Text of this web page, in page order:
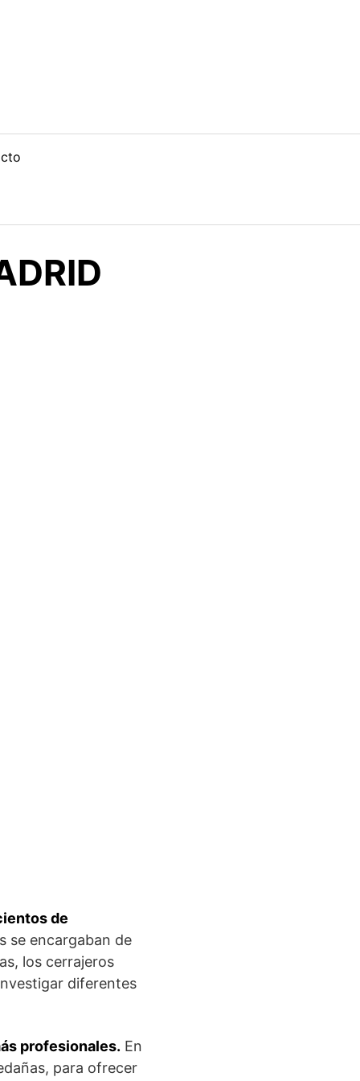
de
se encargaban de
los cerrajeros
diferentes
profesionales. En
para ofrecer